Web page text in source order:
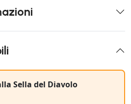
Sella del Diavolo